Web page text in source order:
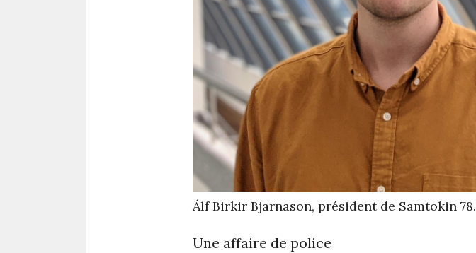
Álf Birkir Bjarnason, président de Samtokin 78.
Une affaire de police